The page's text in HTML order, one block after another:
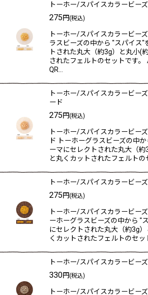
トーホー/スパイスカラービー
275円(税込)
トーホー/スパイスカラービー
ラスビーズの中から "スパイス"
トされた丸大（約3g）と丸小(
されたフェルトのセットです。
QR…
トーホー/スパイスカラービー
ード
275円(税込)
トーホー/スパイスカラービー
ド トーホーグラスビーズの中
ーマにセレクトされた丸大（
と丸くカットされたフェルトの
トーホー/スパイスカラービー
275円(税込)
トーホー/スパイスカラービー
ーホーグラスビーズの中から "
にセレクトされた丸大（約3g
くカットされたフェルトのセッ
トーホー/スパイスカラービー
330円(税込)
トーホー/スパイスカラービー